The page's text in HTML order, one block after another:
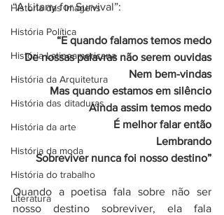
História das Imagens
História Política
História Latinoamericana
História da Arquitetura
História das ditaduras
História da arte
História da moda
História do trabalho
Literatura
“A Litany for Survival”:
“E quando falamos temos medo
De nossas palavras não serem ouvidas
Nem bem-vindas
Mas quando estamos em silêncio
Ainda assim temos medo
É melhor falar então
Lembrando
Sobreviver nunca foi nosso destino”
Quando a poetisa fala sobre não ser
nosso destino sobreviver, ela fala